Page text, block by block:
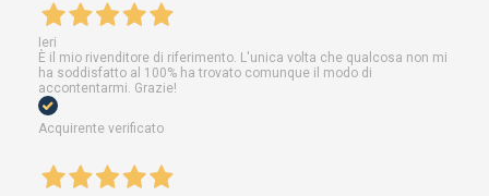
Ieri
È il mio rivenditore di riferimento. L'unica volta che qualcosa non mi
ha soddisfatto al 100% ha trovato comunque il modo di
accontentarmi. Grazie!
Acquirente verificato